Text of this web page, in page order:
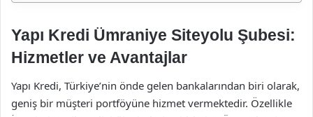
Yapı Kredi Ümraniye Siteyolu Şubesi:
Hizmetler ve Avantajlar
Yapı Kredi, Türkiye’nin önde gelen bankalarından biri olarak,
geniş bir müşteri portföyüne hizmet vermektedir. Özellikle